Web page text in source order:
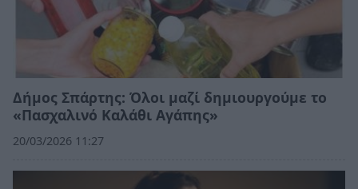
Δήμος Σπάρτης: Όλοι μαζί δημιουργούμε το
«Πασχαλινό Καλάθι Αγάπης»
20/03/2026 11:27